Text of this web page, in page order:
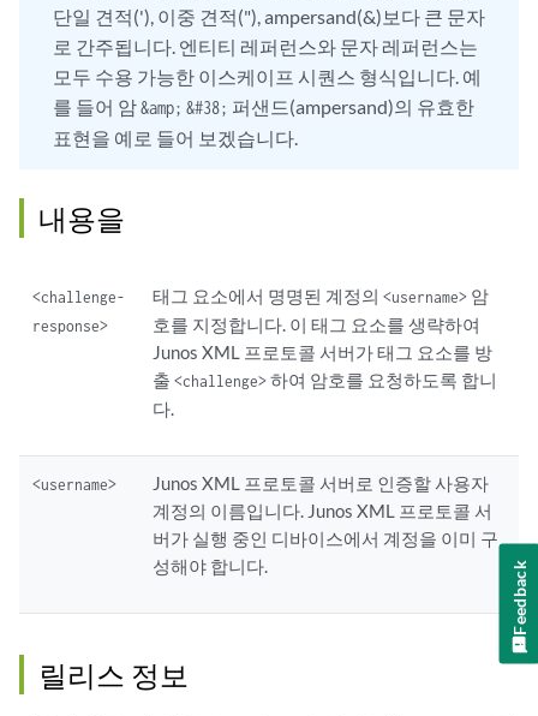
단일 견적('), 이중 견적("), ampersand(&)보다 큰 문자
로 간주됩니다. 엔티티 레퍼런스와 문자 레퍼런스는
모두 수용 가능한 이스케이프 시퀀스 형식입니다. 예
를 들어 암&amp; &#38; 퍼샌드(ampersand)의 유효한
표현을 예로 들어 보겠습니다.
내용을
<challenge-
response>
태그 요소에서 명명된 계정의<username> 암
호를 지정합니다. 이 태그 요소를 생략하여
Junos XML 프로토콜 서버가 태그 요소를 방
출<challenge>하여 암호를 요청하도록 합니
다.
<username>
Junos XML 프로토콜 서버로 인증할 사용자
계정의 이름입니다. Junos XML 프로토콜 서
버가 실행 중인 디바이스에서 계정을 이미 구
성해야 합니다.
릴리스 정보
Feedback